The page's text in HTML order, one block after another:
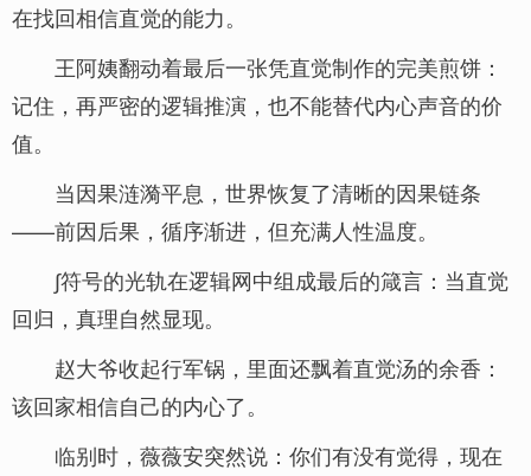
在找回相信直觉的能力。
王阿姨翻动着最后一张凭直觉制作的完美煎饼：
记住，再严密的逻辑推演，也不能替代内心声音的价
值。
当因果涟漪平息，世界恢复了清晰的因果链条
——前因后果，循序渐进，但充满人性温度。
∫符号的光轨在逻辑网中组成最后的箴言：当直觉
回归，真理自然显现。
赵大爷收起行军锅，里面还飘着直觉汤的余香：
该回家相信自己的内心了。
临别时，薇薇安突然说：你们有没有觉得，现在